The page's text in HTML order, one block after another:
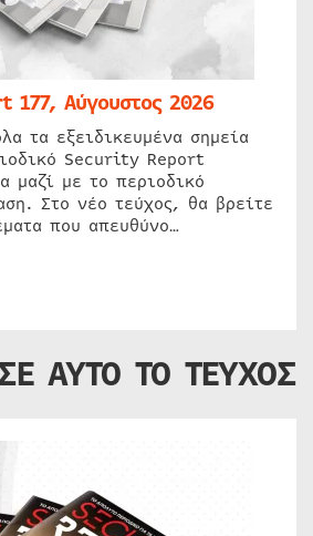
Αύγουστος 2026
τα εξειδικευμένα σημεία
Security Report
μαζί με το περιοδικό
Στο νέο τεύχος, θα βρείτε
που απευθύνο…
ΑΥΤΟ ΤΟ ΤΕΥΧΟΣ